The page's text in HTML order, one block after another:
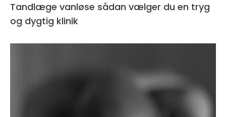
Tandlæge vanløse sådan vælger du en tryg
og dygtig klinik